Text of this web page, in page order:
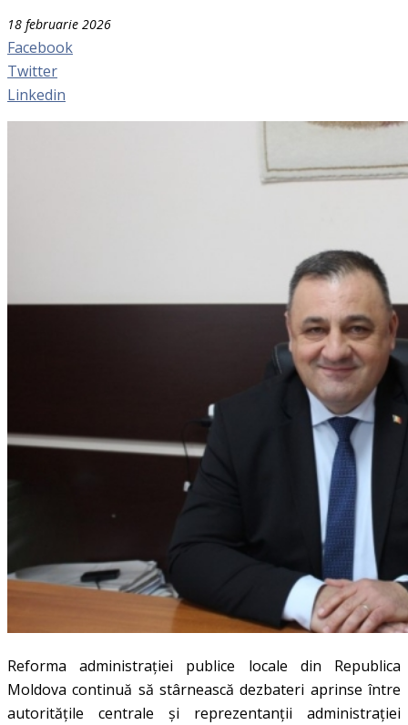
18 februarie 2026
Facebook
Twitter
Linkedin
Reforma administrației publice locale din Republica
Moldova continuă să stârnească dezbateri aprinse între
autoritățile centrale și reprezentanții administrației